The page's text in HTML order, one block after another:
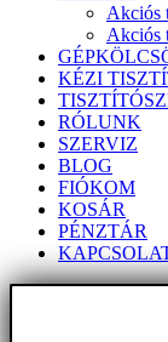
Akciós
Akciós
KÉZI
RÓLUNK
SZERVIZ
BLOG
FIÓKOM
KOSÁR
PÉNZTÁR